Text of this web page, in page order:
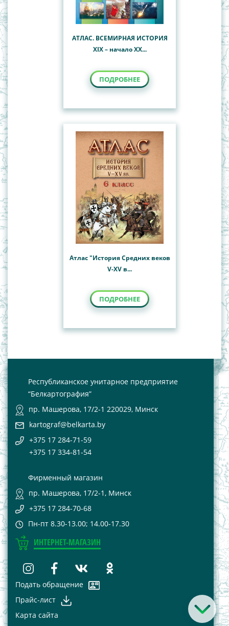
АТЛАС. ВСЕМИРНАЯ ИСТОРИЯ
XIX – начало XX...
ПОДРОБНЕЕ
Атлас "История Cредних веков
V-XV в...
ПОДРОБНЕЕ
Республиканское унитарное предприятие
“Белкартография”
пр. Машерова, 17/2-1 220029, Минск
kartograf@belkarta.by
+375 17 284-71-59
+375 17 334-81-54
Фирменный магазин
пр. Машерова, 17/2-1, Минск
+375 17 284-70-68
Пн-пт 8.30-13.00; 14.00-17.30
ИНТЕРНЕТ-МАГАЗИН
Подать обращение
Прайс-лист
Карта сайта